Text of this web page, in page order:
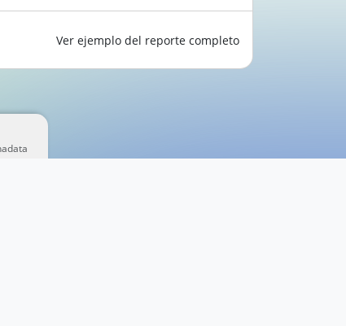
Ver ejemplo del reporte completo